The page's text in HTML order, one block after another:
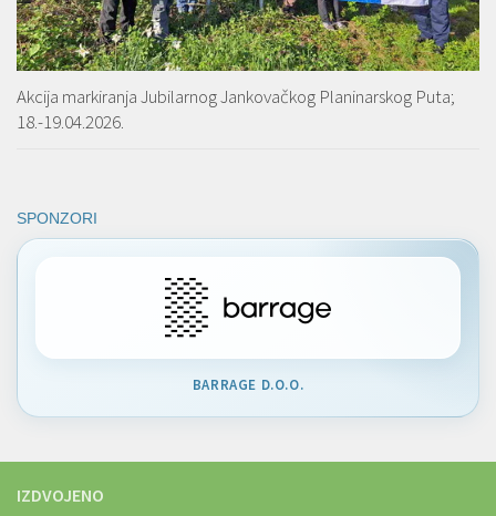
Akcija markiranja Jubilarnog Jankovačkog Planinarskog Puta;
18.-19.04.2026.
SPONZORI
BARRAGE D.O.O.
IZDVOJENO